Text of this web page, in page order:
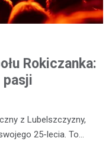
Rokiczanka:
pasji
z Lubelszczyzny,
25-lecia. To…